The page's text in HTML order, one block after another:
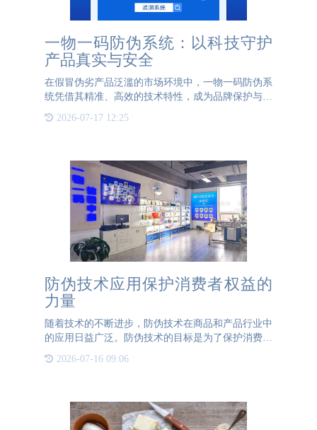
一物一码防伪系统：以科技守护
产品真实与安全
在假冒伪劣产品泛滥的市场环境中，一物一码防伪系
统凭借其精准、高效的技术特性，成为品牌保护与消
费者权益维护的核心工具。该系统以二维码为载体，
通过为每个产品赋予唯一身份标识，构建起从生产到
2026-07-17 12:25
防伪技术应用保护消费者权益的
力量
随着技术的不断进步，防伪技术在商品和产品行业中
的应用日益广泛。防伪技术的目标是为了保护消费者
的权益，确保他们购买到真实、合法和优质的商品。
防伪技术应用领域1. 药品和食品在药品和食品领
2026-07-16 09:06